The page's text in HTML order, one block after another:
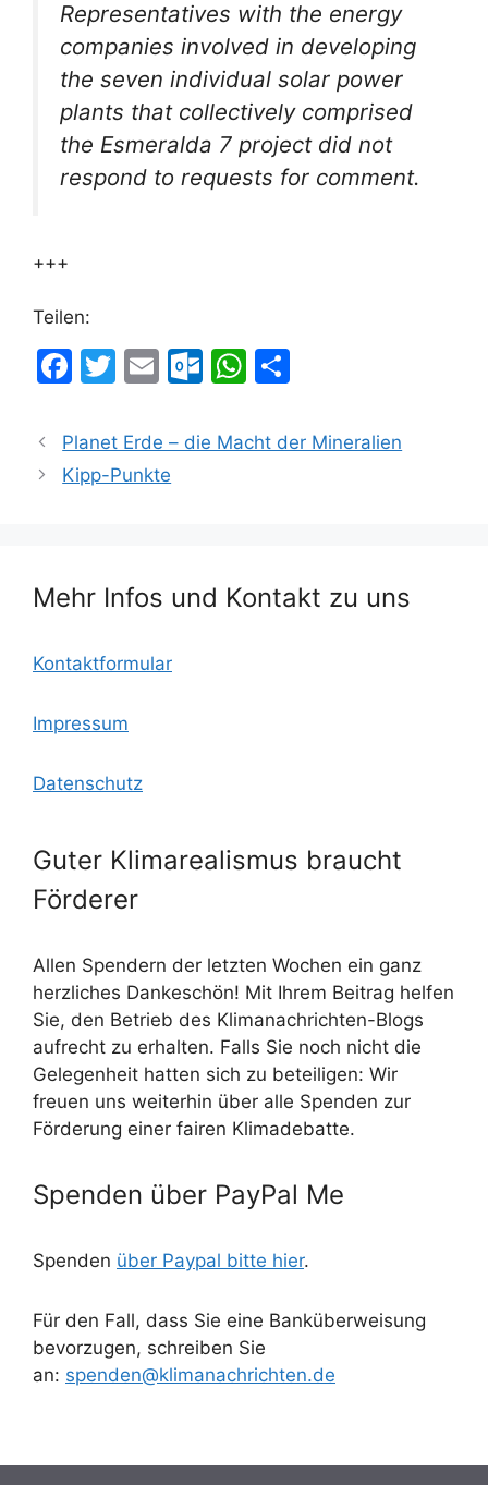
Representatives with the energy
companies involved in developing
the seven individual solar power
plants that collectively comprised
the Esmeralda 7 project did not
respond to requests for comment.
+++
Teilen:
F
c
e
k
T
itt
er
E
ai
l
O
lo
m
W
at le
Planet Erde – die Macht der Mineralien
Kipp-Punkte
Mehr Infos und Kontakt zu uns
Kontaktformular
Impressum
Datenschutz
Guter Klimarealismus braucht
Förderer
Allen Spendern der letzten Wochen ein ganz
herzliches Dankeschön! Mit Ihrem Beitrag helfen
Sie, den Betrieb des Klimanachrichten-Blogs
aufrecht zu erhalten. Falls Sie noch nicht die
Gelegenheit hatten sich zu beteiligen: Wir
freuen uns weiterhin über alle Spenden zur
Förderung einer fairen Klimadebatte.
Spenden über PayPal Me
Spenden über Paypal bitte hier.
Für den Fall, dass Sie eine Banküberweisung
bevorzugen, schreiben Sie
an: spenden@klimanachrichten.de